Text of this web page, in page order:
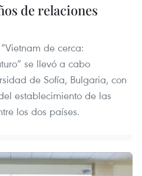
de relaciones
de cerca:
se llevó a cabo
de Sofía, Bulgaria, con
establecimiento de las
los dos países.